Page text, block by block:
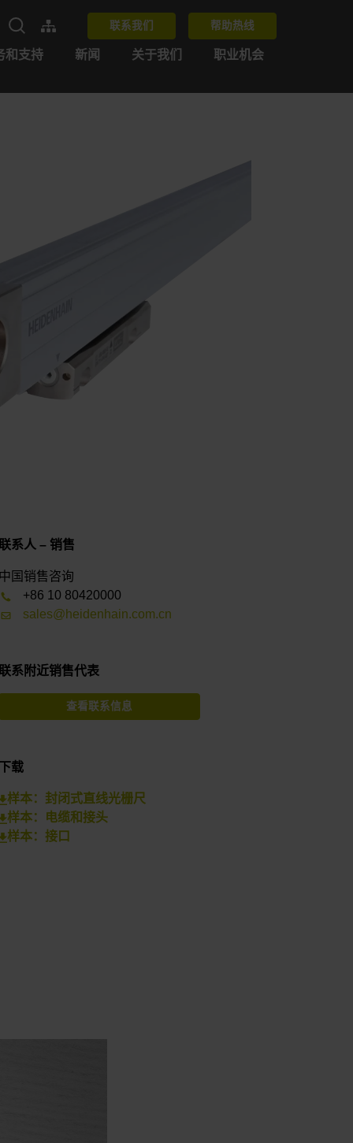
联系我们 帮助热线
和支持 新闻 关于我们 职业机会
联系人 – 销售
中国销售咨询
+86 10 80420000
sales@heidenhain.com.cn
联系附近销售代表
查看联系信息
下载
样本：封闭式直线光栅尺
样本：电缆和接头
样本：接口